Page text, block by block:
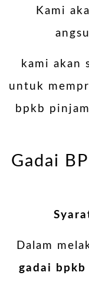
Kami
kami akan
untuk
bpkb
Gadai
Dalam
gadai bpkb